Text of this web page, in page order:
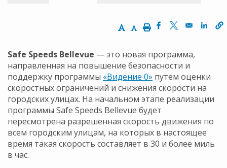
Increase Text Size
Decrease Text Size
PrintOpens in a new
Opens in a
Safe Speeds Bellevue — это новая программа,
направленная на повышение безопасности и
поддержку программы «Видение 0» путем оценки
скоростных ограничений и снижения скорости на
городских улицах. На начальном этапе реализации
программы Safe Speeds Bellevue будет
пересмотрена разрешенная скорость движения по
всем городским улицам, на которых в настоящее
время такая скорость составляет в 30 и более миль
в час.